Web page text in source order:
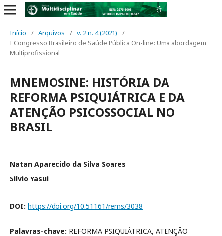
Início / Arquivos / v. 2 n. 4 (2021)
/
I Congresso Brasileiro de Saúde Pública On-line: Uma abordagem
Multiprofissional
MNEMOSINE: HISTÓRIA DA
REFORMA PSIQUIÁTRICA E DA
ATENÇÃO PSICOSSOCIAL NO
BRASIL
Natan Aparecido da Silva Soares
Silvio Yasui
DOI: https://doi.org/10.51161/rems/3038
Palavras-chave: REFORMA PSIQUIÁTRICA, ATENÇÃO